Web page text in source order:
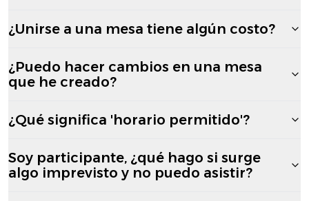
¿Unirse a una mesa tiene algún costo?
¿Puedo hacer cambios en una mesa
que he creado?
¿Qué significa 'horario permitido'?
Soy participante, ¿qué hago si surge
algo imprevisto y no puedo asistir?